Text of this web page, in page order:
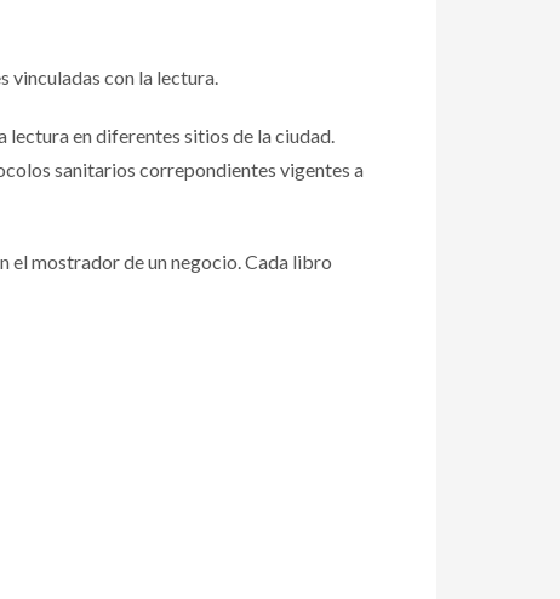
vinculadas con la lectura.
lectura en diferentes sitios de la ciudad.
sanitarios correpondientes vigentes a
el mostrador de un negocio. Cada libro